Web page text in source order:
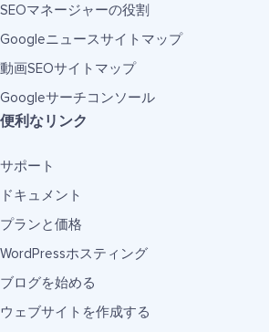
SEOマネージャーの役割
Googleニュースサイトマップ
動画SEOサイトマップ
Googleサーチコンソール
便利なリンク
サポート
ドキュメント
プランと価格
WordPressホスティング
ブログを始める
ウェブサイトを作成する